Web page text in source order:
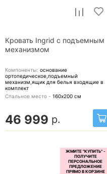
Кровать Ingrid с подъемным
механизмом
Компоненты: основание
ортопедическое,подъемный
механизм,ящик для белья входящие в
комплект
Спальное место - 160х200 см
46 999 р.